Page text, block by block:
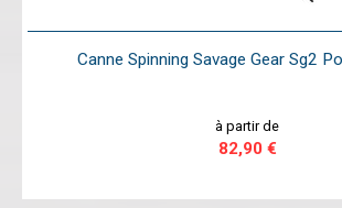
Canne Spinning Savage Gear Sg2
à partir de
82,90 €